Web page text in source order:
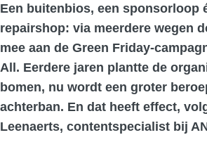
Een buitenbios, een sponsorloop
repairshop: via meerdere wegen
mee aan de Green Friday-
All. Eerdere jaren plantte de
bomen, nu wordt een groter
achterban. En dat heeft effect,
Leenaerts, contentspecialist bij